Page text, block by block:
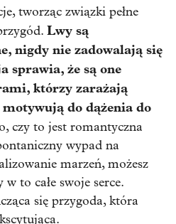
tworząc związki pełne
Lwy są
nigdy nie zadowalają się
sprawia, że są one
którzy zarażają
do dążenia do
czy to jest romantyczna
wypad na
marzeń, możesz
to całe swoje serce.
się przygoda, która